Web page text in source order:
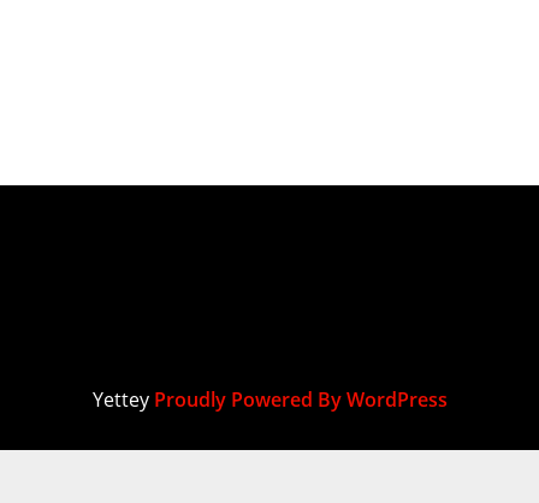
Yettey Proudly Powered By WordPress